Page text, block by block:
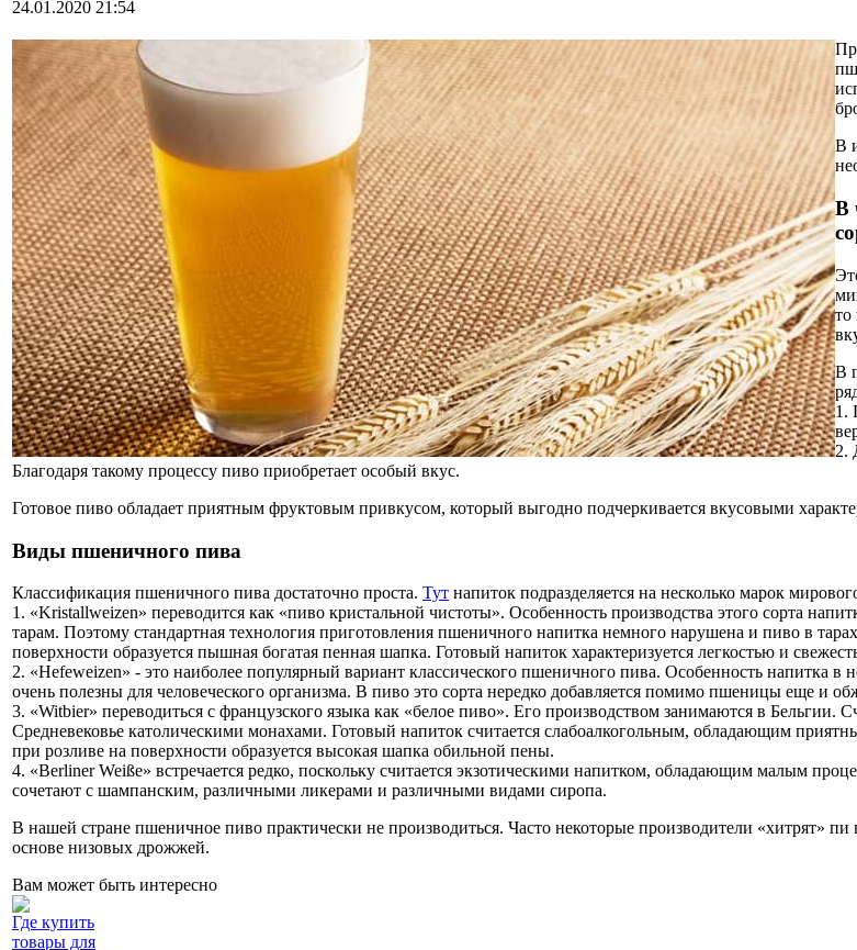
24.01.2020 21:54
В
В
то
В
1.
2.
Благодаря такому процессу пиво приобретает особый вкус.
Готовое пиво обладает приятным фруктовым привкусом, который выгодно подчеркивается вкусовыми
Виды пшеничного пива
Классификация пшеничного пива достаточно проста. Тут напиток подразделяется на несколько марок
1. «Kristallweizen» переводится как «пиво кристальной чистоты». Особенность производства этого сорта
тарам. Поэтому стандартная технология приготовления пшеничного напитка немного нарушена и пиво в
поверхности образуется пышная богатая пенная шапка. Готовый напиток характеризуется легкостью и
2. «Hefeweizen» - это наиболее популярный вариант классического пшеничного пива. Особенность напитка
очень полезны для человеческого организма. В пиво это сорта нередко добавляется помимо пшеницы еще и
3. «Witbier» переводиться с французского языка как «белое пиво». Его производством занимаются в Бельгии.
Средневековье католическими монахами. Готовый напиток считается слабоалкогольным, обладающим
при розливе на поверхности образуется высокая шапка обильной пены.
4. «Berliner Weiße» встречается редко, поскольку считается экзотическими напитком, обладающим малым
сочетают с шампанским, различными ликерами и различными видами сиропа.
В нашей стране пшеничное пиво практически не производиться. Часто некоторые производители «хитрят»
основе низовых дрожжей.
Вам может быть интересно
Где купить
товары для